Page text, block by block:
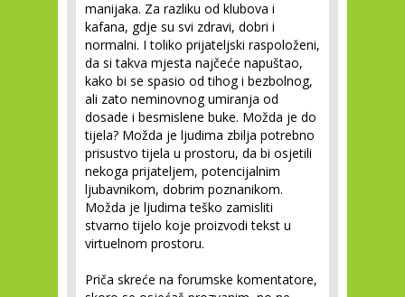
manijaka. Za razliku od klubova i
kafana, gdje su svi zdravi, dobri i
normalni. I toliko prijateljski raspoloženi,
da si takva mjesta najčeće napuštao,
kako bi se spasio od tihog i bezbolnog,
ali zato neminovnog umiranja od
dosade i besmislene buke. Možda je do
tijela? Možda je ljudima zbilja potrebno
prisustvo tijela u prostoru, da bi osjetili
nekoga prijateljem, potencijalnim
ljubavnikom, dobrim poznanikom.
Možda je ljudima teško zamisliti
stvarno tijelo koje proizvodi tekst u
virtuelnom prostoru.
Priča skreće na forumske komentatore,